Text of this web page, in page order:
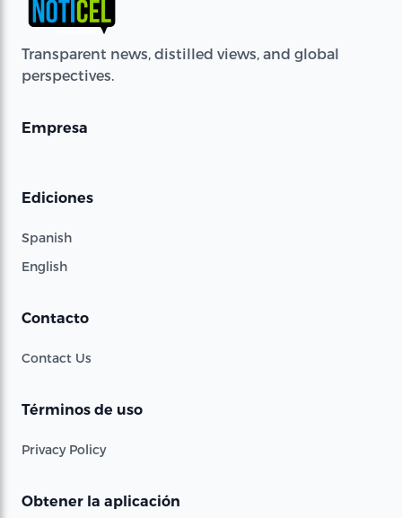
Transparent news, distilled views, and global
perspectives.
Empresa
Ediciones
Spanish
English
Contacto
Contact Us
Términos de uso
Privacy Policy
Obtener la aplicación